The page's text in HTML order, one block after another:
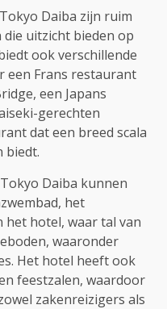
Daiba zijn ruim
uitzicht bieden op
ook verschillende
een Frans restaurant
een Japans
gerechten
dat een breed scala
biedt.
Daiba kunnen
het
het hotel, waar tal van
waaronder
Het hotel heeft ook
feestzalen, waardoor
zakenreizigers als